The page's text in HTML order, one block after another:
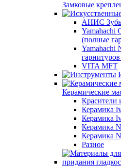
Замковые
АНИС Зубы
Yamahachi
(полные
Yamahachi
VITA MFT
Керамические
Красители
Керамика
Керамика
Керамика
Керамика
Разное